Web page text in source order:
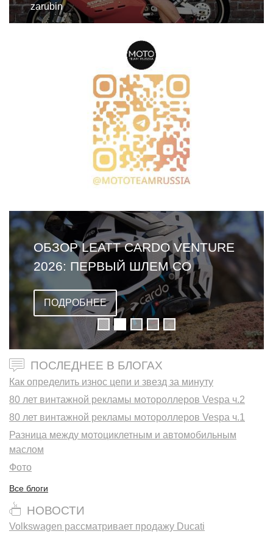
zarubin
ОБЗОР LEATT CARDO VENTURE
2026: ПЕРВЫЙ ШЛЕМ СО
ВСТРОЕННОЙ ГАРНИТУРОЙ
ПОДРОБНЕЕ
ПОСЛЕДНЕЕ В БЛОГАХ
Как определить износ цепи и звезд за минуту
80 лет винтажной рекламы мотороллеров Vespa ч.2
80 лет винтажной рекламы мотороллеров Vespa ч.1
Разница между мотоциклетным и автомобильным
маслом
Фото
Все блоги
НОВОСТИ
Volkswagen рассматривает продажу Ducati